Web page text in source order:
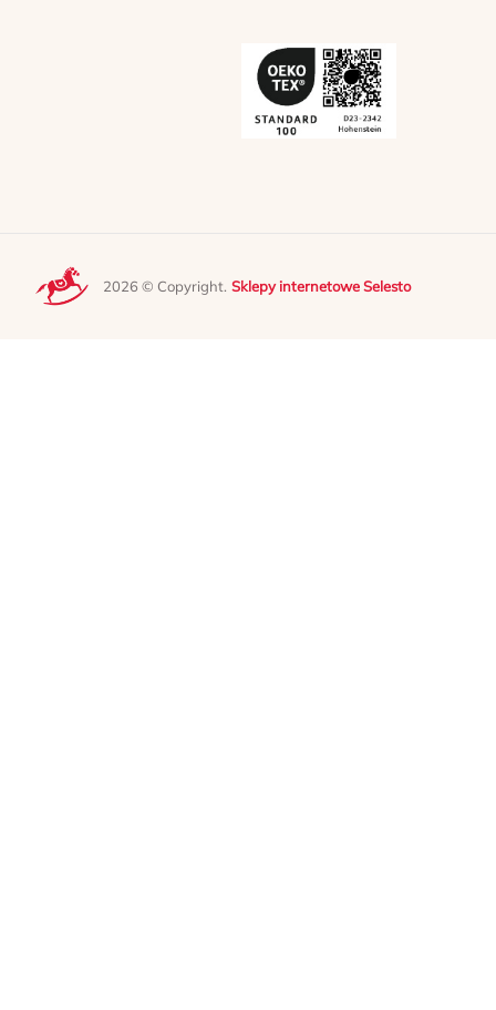
2026 © Copyright. Sklepy internetowe Selesto